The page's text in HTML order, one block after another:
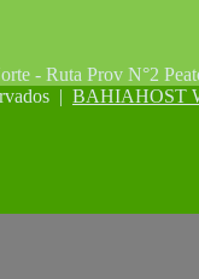
- Ruta Prov N°2
| BAHIAHOST